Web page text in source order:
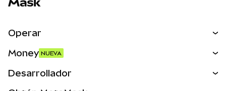
Operar
Money NUEVA
Desarrollador